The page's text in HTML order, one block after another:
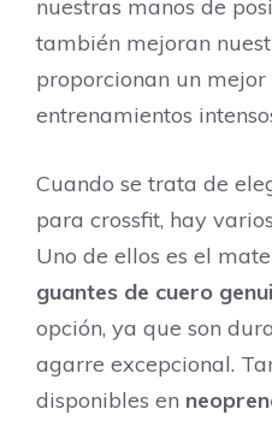
nuestras manos de
también mejoran
proporcionan un
entrenamientos
Cuando se trata de
para crossfit, hay
Uno de ellos es el
guantes de cuero
opción, ya que son
agarre excepcional.
disponibles en